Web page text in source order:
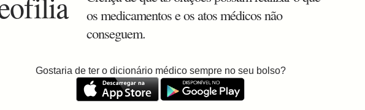
os medicamentos e os atos médicos não
conseguem.
Gostaria de ter o dicionário médico sempre no seu bolso?